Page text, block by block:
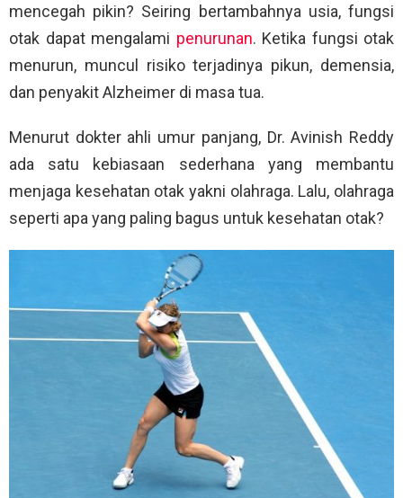
mencegah pikin? Seiring bertambahnya usia, fungsi
otak dapat mengalami penurunan. Ketika fungsi otak
menurun, muncul risiko terjadinya pikun, demensia,
dan penyakit Alzheimer di masa tua.
Menurut dokter ahli umur panjang, Dr. Avinish Reddy
ada satu kebiasaan sederhana yang membantu
menjaga kesehatan otak yakni olahraga. Lalu, olahraga
seperti apa yang paling bagus untuk kesehatan otak?